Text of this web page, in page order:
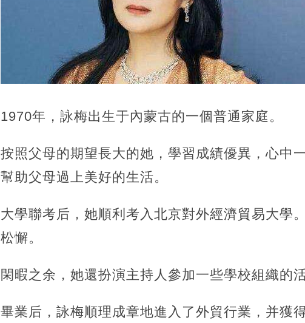
1970年，詠梅出生于內蒙古的一個普通家庭。
按照父母的期望長大的她，學習成績優異，心中
幫助父母過上美好的生活。
大學聯考后，她順利考入北京對外經濟貿易大學
松懈。
閑暇之余，她還扮演主持人參加一些學校組織的
畢業后，詠梅順理成章地進入了外貿行業，并獲